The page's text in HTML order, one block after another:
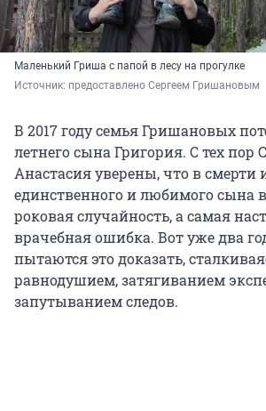
Маленький Гриша с папой в лесу на прогулке
Источник: предоставлено Сергеем Гришановым
В 2017 году семья Гришановых
летнего сына Григория. С тех пор
Анастасия уверены, что в смерти
единственного и любимого сына
роковая случайность, а самая
врачебная ошибка. Вот уже два
пытаются это доказать,
равнодушием, затягиванием
запутыванием следов.